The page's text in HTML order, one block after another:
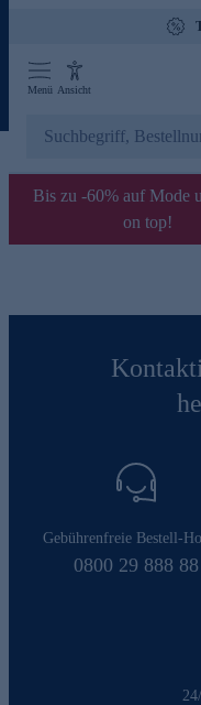
Menü Ansicht
Bis zu -60% auf Mode
on top!
Gebührenfreie Bestell-
0800 29 888 88